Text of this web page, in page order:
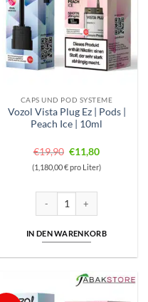
Raspberry Orange | 10ml
CAPS UND POD SYSTEME
Vozol Vista Plug Ez | Pods |
Peach Ice | 10ml
€19,90 Ursprünglicher
Preis
€19,90
€11,80Aktueller
Preis
(1,180,00 € pro Liter)
Vozol Vista Plug Ez | Pods |
IN DEN WARENKORB